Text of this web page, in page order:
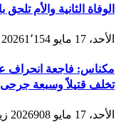
الوفاة الثانية والأم
الأحد، 17 مايو 2026 1٬154
مكناس: فاجعة انحراف
تخلف قتيلاً وسبعة
الأحد، 17 مايو 2026 908